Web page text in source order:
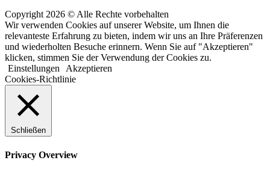
Copyright 2026 © Alle Rechte vorbehalten
Wir verwenden Cookies auf unserer Website, um Ihnen die
relevanteste Erfahrung zu bieten, indem wir uns an Ihre Präferenzen
und wiederholten Besuche erinnern. Wenn Sie auf "Akzeptieren"
klicken, stimmen Sie der Verwendung der Cookies zu.
Einstellungen Akzeptieren
Cookies-Richtlinie
Schließen
Privacy Overview